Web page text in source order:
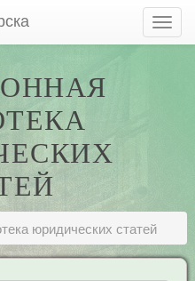
юридических статей